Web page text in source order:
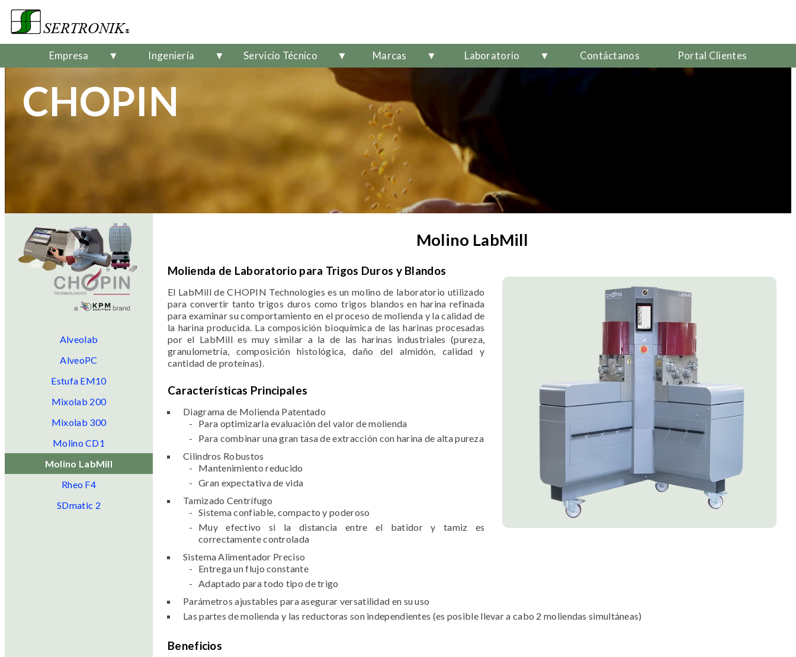
Empresa ▼ Ingeniería ▼ Servicio Técnico ▼ Marcas ▼ Laboratorio ▼ Contáctanos Portal Clientes
CHOPIN
Alveolab
AlveoPC
Estufa EM10
Mixolab 200
Mixolab 300
Molino CD1
Molino LabMill
Rheo F4
SDmatic 2
Molino LabMill
Molienda de Laboratorio para Trigos Duros y Blandos
El LabMill de CHOPIN Technologies es un molino de laboratorio utilizado
para convertir tanto trigos duros como trigos blandos en harina refinada
para examinar su comportamiento en el proceso de molienda y la calidad de
la harina producida. La composición bioquímica de las harinas procesadas
por el LabMill es muy similar a la de las harinas industriales (pureza,
granulometría, composición histológica, daño del almidón, calidad y
cantidad de proteínas).
Características Principales
Diagrama de Molienda Patentado
Para optimizarla evaluación del valor de molienda
Para combinar una gran tasa de extracción con harina de alta pureza
Cilindros Robustos
Mantenimiento reducido
Gran expectativa de vida
Tamizado Centrífugo
Sistema confiable, compacto y poderoso
Muy efectivo si la distancia entre el batidor y tamiz es
correctamente controlada
Sistema Alimentador Preciso
Entrega un flujo constante
Adaptado para todo tipo de trigo
Parámetros ajustables para asegurar versatilidad en su uso
Las partes de molienda y las reductoras son independientes (es posible llevar a cabo 2 moliendas simultáneas)
Beneficios